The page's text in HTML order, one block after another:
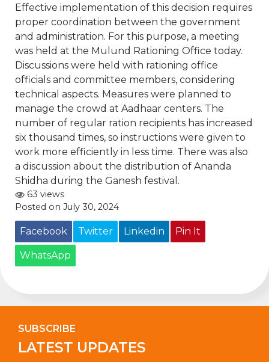
Effective implementation of this decision requires
proper coordination between the government
and administration. For this purpose, a meeting
was held at the Mulund Rationing Office today.
Discussions were held with rationing office
officials and committee members, considering
technical aspects. Measures were planned to
manage the crowd at Aadhaar centers. The
number of regular ration recipients has increased
six thousand times, so instructions were given to
work more efficiently in less time. There was also
a discussion about the distribution of Ananda
Shidha during the Ganesh festival.
63 views
Posted on July 30, 2024
Facebook Twitter Linkedin Pin It
WhatsApp
SUBSCRIBE
LATEST UPDATES